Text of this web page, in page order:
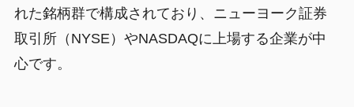
れた銘柄群で構成されており、ニューヨーク証券
取引所（NYSE）やNASDAQに上場する企業が中
心です。